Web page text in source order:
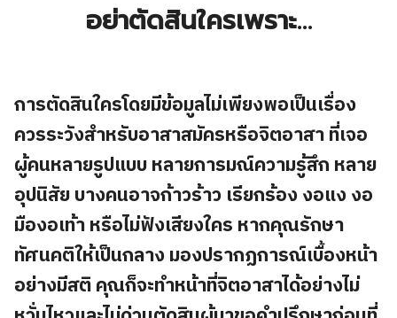
อย่าตัดสินใครเพราะ…
การตัดสินใครโดยมีข้อมูลไม่เพียงพอเป็นเรื่อง
ควรระวังสำหรับอาสาสมัครหรือจิตอาสา ที่เจอ
ผู้คนหลายรูปแบบ หลายการมณ์ความรู้สึก หลาย
อุปนิสัย บางคนอาจก้าวร้าว เรียกร้อง งอแง งอ
มืองอเท้า หรือไม่ฟังเสียงใคร หากคุณรักษา
ทัศนคติให้เป็นกลาง มองปรากฏการณ์เบื้องหน้า
อย่างมีสติ คุณก็จะทำหน้าที่จิตอาสาได้อย่างไม่